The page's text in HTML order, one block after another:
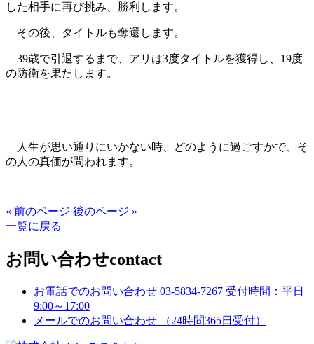
した相手に再び挑み、勝利します。
その後、タイトルも奪還します。
39歳で引退するまで、アリは3度タイトルを獲得し、19度
の防衛を果たします。
人生が思い通りにいかない時、どのように過ごすかで、そ
の人の真価が問われます。
« 前のページ 後のページ »
一覧に戻る
お問い合わせcontact
お電話でのお問い合わせ 03-5834-7267 受付時間：平日
9:00～17:00
メールでのお問い合わせ
（24時間365日受付）